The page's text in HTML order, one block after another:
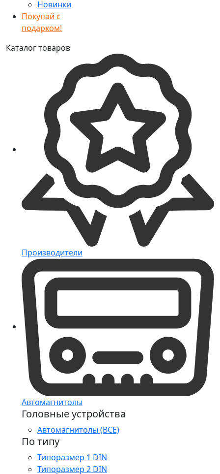
Новинки
Покупай с
подарком!
Каталог товаров
Производители
Автомагнитолы
Головные устройства
Автомагнитолы (ВСЕ)
По типу
Типоразмер 1 DIN
Типоразмер 2 DIN